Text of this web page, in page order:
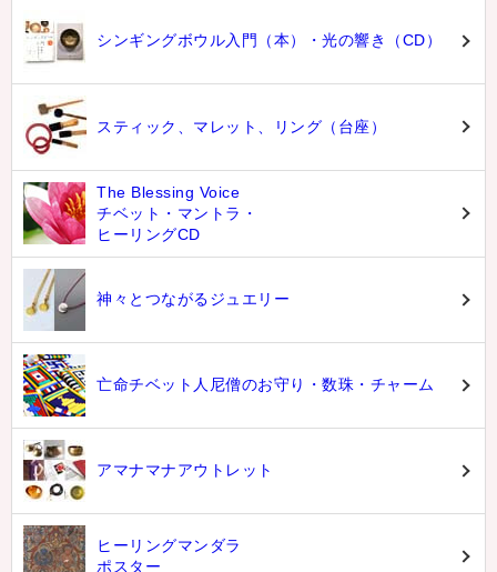
シンギングボウル入門（本）・光の響き（CD）
スティック、マレット、リング（台座）
The Blessing Voice
チベット・マントラ・
ヒーリングCD
神々とつながるジュエリー
亡命チベット人尼僧のお守り・数珠・チャーム
アマナマナアウトレット
ヒーリングマンダラ
ポスター